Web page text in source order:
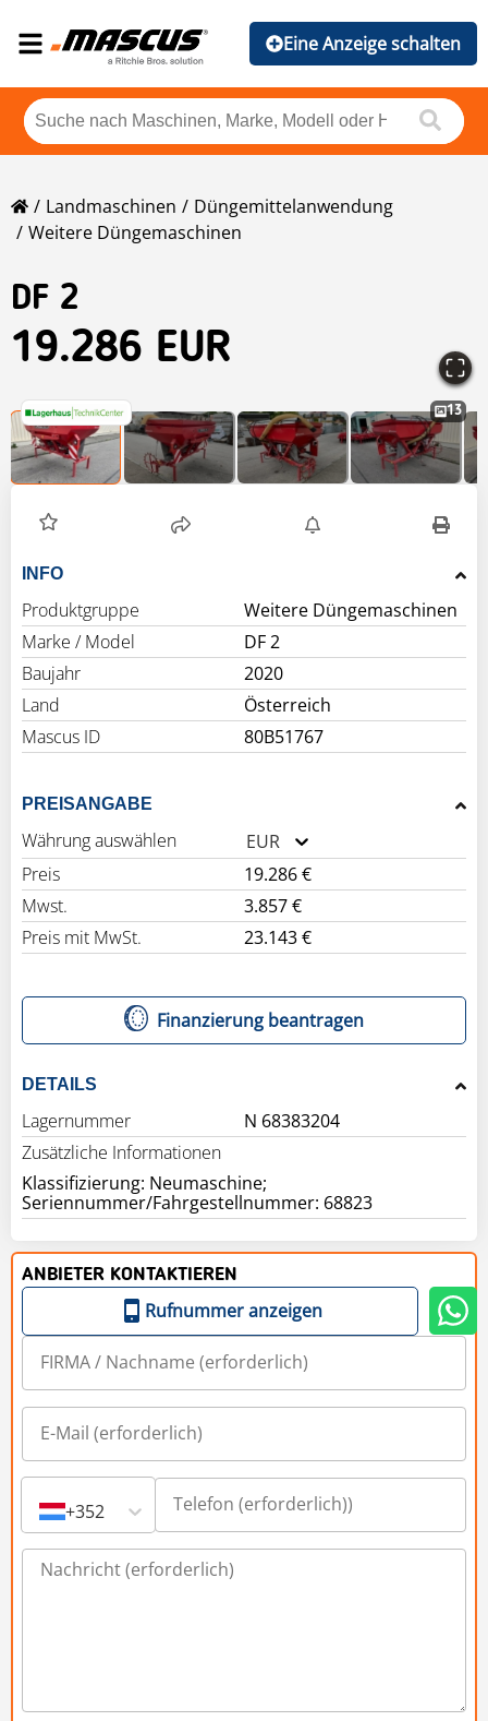
Eine Anzeige schalten
Landmaschinen
Düngemittelanwendung
Weitere Düngemaschinen
DF 2
19.286 EUR
13
INFO
Produktgruppe
Weitere Düngemaschinen
Marke / Model
DF 2
Baujahr
2020
Land
Österreich
Mascus ID
80B51767
PREISANGABE
Währung auswählen
EUR
Preis
19.286 €
Mwst.
3.857 €
Preis mit MwSt.
23.143 €
Finanzierung beantragen
DETAILS
Lagernummer
N 68383204
Zusätzliche Informationen
Klassifizierung: Neumaschine;
Seriennummer/Fahrgestellnummer: 68823
ANBIETER KONTAKTIEREN
Rufnummer anzeigen
+352